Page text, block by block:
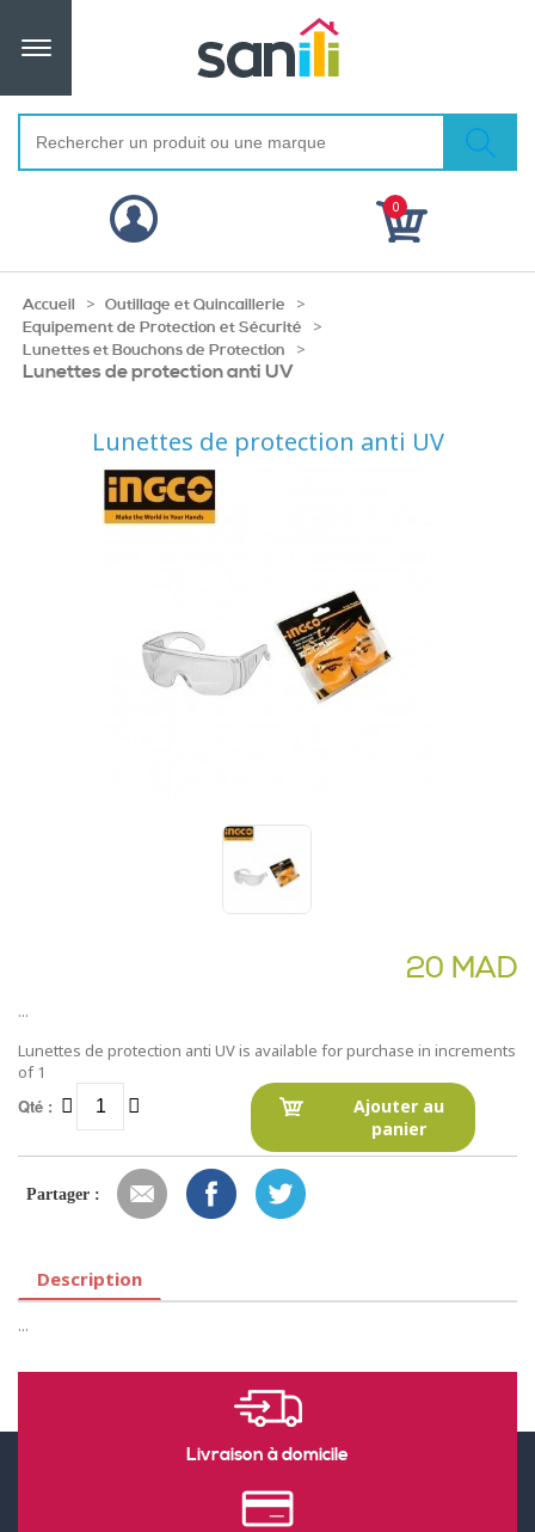
0
Accueil > Outillage et Quincaillerie >
Equipement de Protection et Sécurité >
Lunettes et Bouchons de Protection >
Lunettes de protection anti UV
Lunettes de protection anti UV
20 MAD
...
Lunettes de protection anti UV is available for purchase in increments
of 1
Qté :
Ajouter au
panier
Partager :
Description
...
Livraison à domicile